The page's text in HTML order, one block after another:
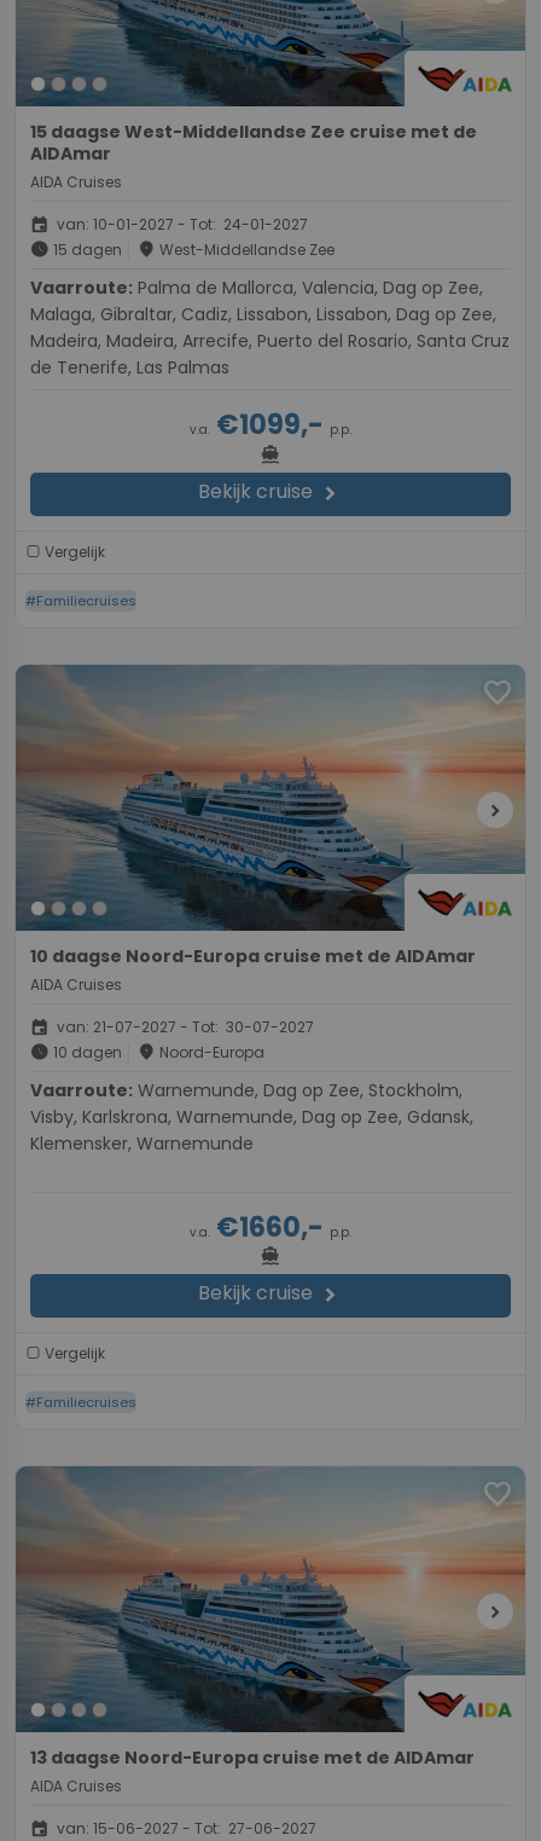
15 daagse West-Middellandse Zee cruise met de
AIDAmar
AIDA Cruises
event van: 10-01-2027 - Tot: 24-01-2027
schedule 15 dagen place West-Middellandse Zee
Vaarroute:
Malaga, Gibraltar, Cadiz, Lissabon, Lissabon, Dag op Zee,
Madeira, Madeira, Arrecife, Puerto del Rosario, Santa Cruz
de Tenerife, Las Palmas
v.a. €1099,- p.p.
directions_boat
Bekijk cruise chevron_right
Vergelijk
#Familiecruises
favorite
chevron_right
10 daagse Noord-Europa cruise met de AIDAmar
AIDA Cruises
event van: 21-07-2027 - Tot: 30-07-2027
schedule 10 dagen place Noord-Europa
Vaarroute:
Visby, Karlskrona, Warnemunde, Dag op Zee, Gdansk,
Klemensker, Warnemunde
v.a. €1660,- p.p.
directions_boat
Bekijk cruise chevron_right
Vergelijk
#Familiecruises
favorite
chevron_right
13 daagse Noord-Europa cruise met de AIDAmar
AIDA Cruises
event van: 15-06-2027 - Tot: 27-06-2027